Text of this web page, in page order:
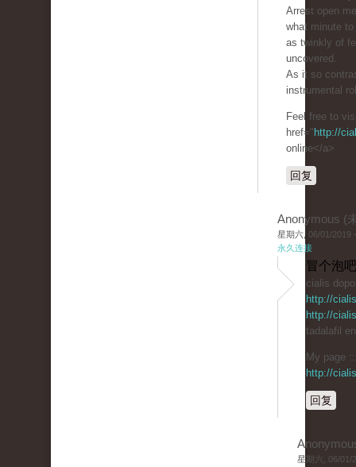
Arrest open
what minute
as twinkly of
uncovered.
As it so
instrumental
Feel free to
href=" http://
online</a>
回复
Anonymous (
星期六, 06/01/2019
永久连接
冒个泡
cialis
http://
http://
tadalafil
My page
http://
回复
星期六, 06/01/